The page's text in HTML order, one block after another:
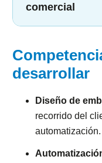
comercial
desarrollar
Diseño de
recorrido del
automatización.